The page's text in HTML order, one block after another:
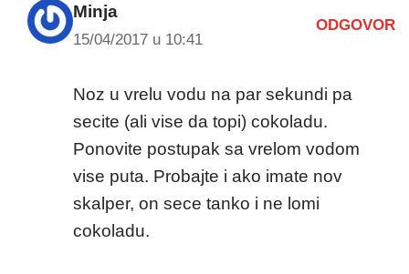
Minja
15/04/2017 u 10:41
ODGOVOR
Noz u vrelu vodu na par sekundi pa
secite (ali vise da topi) cokoladu.
Ponovite postupak sa vrelom vodom
vise puta. Probajte i ako imate nov
skalper, on sece tanko i ne lomi
cokoladu.